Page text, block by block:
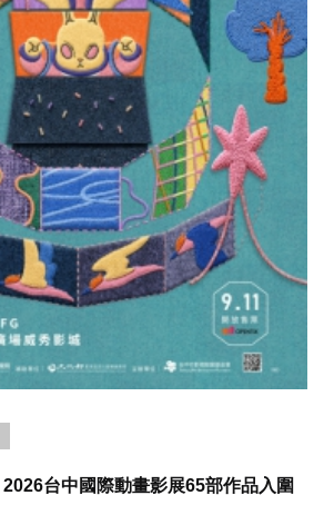
台中國際動畫影展65部作品入圍